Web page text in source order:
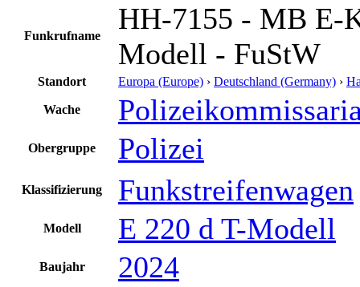
Funkrufname
HH-7155 - MB E-
Modell - FuStW
Standort Europa (Europe) › Deutschland (Germany) ›
Wache
Obergruppe Polizei
Klassifizierung Funkstreifenwagen
Modell E 220 d T-Modell
Baujahr 2024